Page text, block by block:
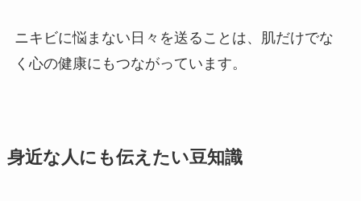
ニキビに悩まない日々を送ることは、肌だけでな
く心の健康にもつながっています。
身近な人にも伝えたい豆知識